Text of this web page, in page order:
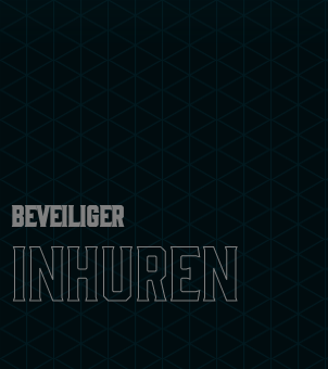
Beveiliger
inhuren